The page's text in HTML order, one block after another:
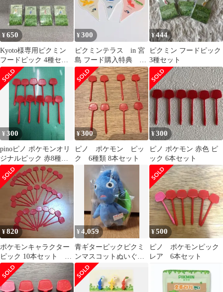
¥650
Kyoto様専用ピクミン
フードピック 4種セッ
ト
¥300
ピクミンテラス in 宮
島 フード購入特典 ピ
ック 赤 青 黄色
まとめ売り
¥444
ピクミン フードピック
3種セット
¥300
pinoピノ ポケモンオリ
ジナルピック 赤8種類
10本セット
¥300
ピノ ポケモン ピッ
ク 6種類 8本セット
¥300
ピノ ポケモン 赤色 ピ
ック 6本セット
¥820
ポケモンキャラクター
ピック 10本セット ピ
ノ 3セット ３０本
¥4,059
青ギターピックピクミ
ンマスコットぬいぐる
み 未開封
¥500
ピノ ポケモンピック
レア 6本セット